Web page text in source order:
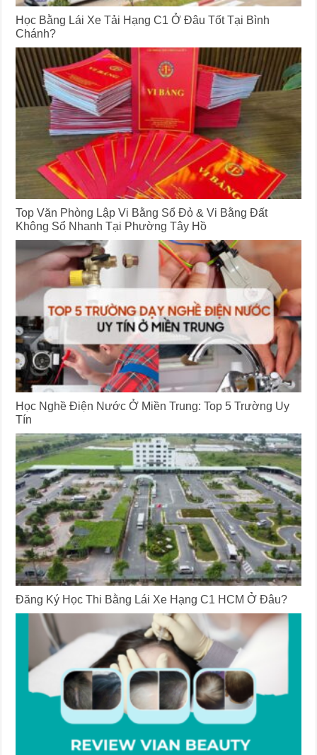
Học Bằng Lái Xe Tải Hạng C1 Ở Đâu Tốt Tại Bình
Chánh?
Top Văn Phòng Lập Vi Bằng Sổ Đỏ & Vi Bằng Đất
Không Sổ Nhanh Tại Phường Tây Hồ
Học Nghề Điện Nước Ở Miền Trung: Top 5 Trường Uy
Tín
Đăng Ký Học Thi Bằng Lái Xe Hạng C1 HCM Ở Đâu?